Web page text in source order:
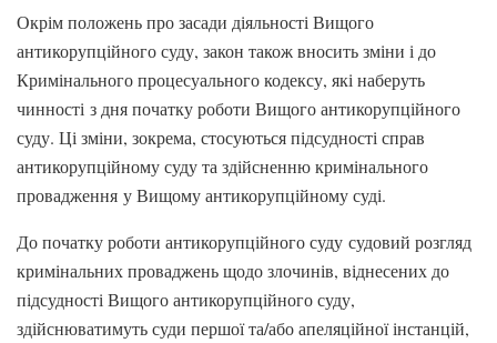
Окрім положень про засади діяльності Вищого
антикорупційного суду, закон також вносить зміни і до
Кримінального процесуального кодексу, які наберуть
чинності з дня початку роботи Вищого антикорупційного
суду. Ці зміни, зокрема, стосуються підсудності справ
антикорупційному суду та здійсненню кримінального
провадження у Вищому антикорупційному суді.
До початку роботи антикорупційного суду судовий розгляд
кримінальних проваджень щодо злочинів, віднесених до
підсудності Вищого антикорупційного суду,
здійснюватимуть суди першої та/або апеляційної інстанцій,